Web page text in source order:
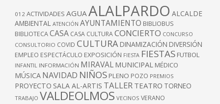
012 ACTIVIDADES AGUA ALALPARDO ALCALDE
AMBIENTAL ATENCIÓN AYUNTAMIENTO BIBLIOBUS
BIBLIOTECACASA CASA CULTURACONCIERTO CONCURSO
CONSULTORIO COVID CULTURA DINAMIZACIÓN DIVERSIÓN
EMPLEO ESPECTÁCULO EXPOSICIÓN FIESTA FIESTAS FUTBOL
INFANTIL INFORMACIÓN MIRAVAL MUNICIPAL MÉDICO
MÚSICA NAVIDAD NIÑOS PLENO POZO PREMIOS
PROYECTO SALA AL-ARTIS TALLER TEATRO TORNEO
TRABAJO VALDEOLMOS VECINOS VERANO